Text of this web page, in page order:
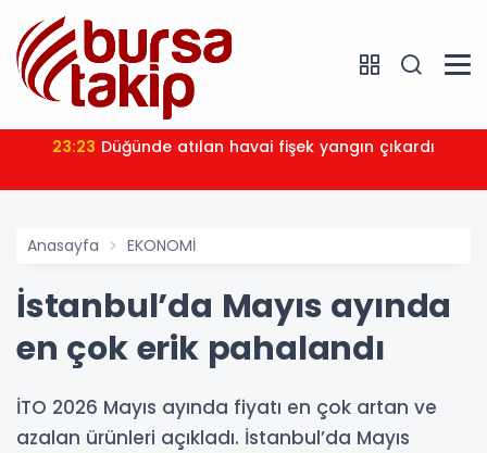
23:23 Düğünde atılan havai fişek yangın çıkardı
Anasayfa EKONOMİ
İstanbul’da Mayıs ayında
en çok erik pahalandı
İTO 2026 Mayıs ayında fiyatı en çok artan ve
azalan ürünleri açıkladı. İstanbul’da Mayıs